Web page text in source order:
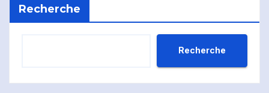
Recherche
Recherche